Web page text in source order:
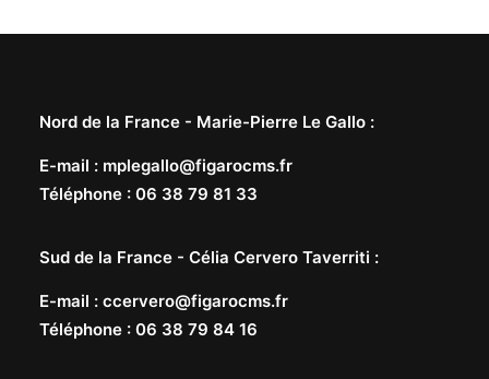
Nord de la France - Marie-Pierre Le Gallo :
E-mail : mplegallo@figarocms.fr
Téléphone : 06 38 79 81 33
Sud de la France - Célia Cervero Taverriti :
E-mail : ccervero@figarocms.fr
Téléphone : 06 38 79 84 16